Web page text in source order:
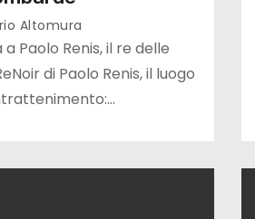
Altomura
Paolo Renis, il re delle
di Paolo Renis, il luogo